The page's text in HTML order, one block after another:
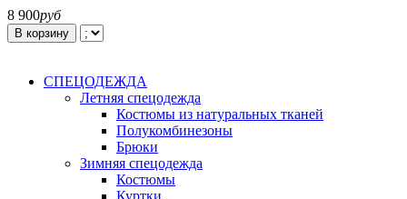
8 900руб
В корзину
СПЕЦОДЕЖДА
Летняя спецодежда
Костюмы из натуральных тканей
Полукомбинезоны
Брюки
Зимняя спецодежда
Костюмы
Куртки